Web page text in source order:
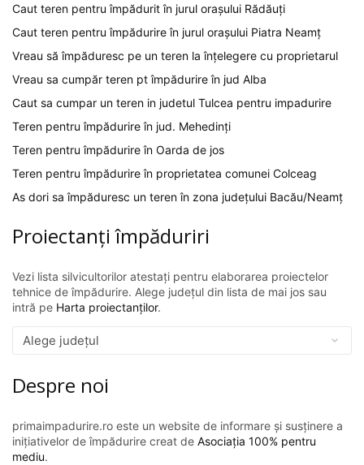
Caut teren pentru împădurit în jurul orașului Rădăuți
Caut teren pentru împădurire în jurul orașului Piatra Neamț
Vreau să împăduresc pe un teren la înțelegere cu proprietarul
Vreau sa cumpăr teren pt împădurire în jud Alba
Caut sa cumpar un teren in judetul Tulcea pentru impadurire
Teren pentru împădurire în jud. Mehedinți
Teren pentru împădurire în Oarda de jos
Teren pentru împădurire în proprietatea comunei Colceag
As dori sa împăduresc un teren în zona județului Bacău/Neamț
Proiectanți împăduriri
Vezi lista silvicultorilor atestați pentru elaborarea proiectelor
tehnice de împădurire. Alege județul din lista de mai jos sau
intră pe Harta proiectanților.
Despre noi
primaimpadurire.ro este un website de informare și susținere a
inițiativelor de împădurire creat de Asociația 100% pentru
mediu.